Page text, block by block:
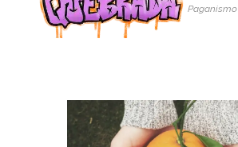
Paganismo